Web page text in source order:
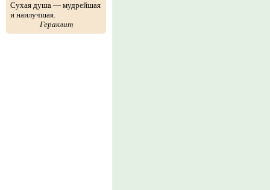
Сухая душа — мудрейшая
и наилучшая.
Гераклит